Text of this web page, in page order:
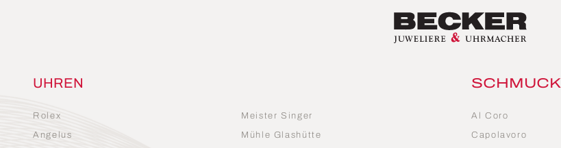
UHREN
Rolex
Angelus
Meister Singer
Mühle Glashütte
SCHMUCK
Al Coro
Capolavoro